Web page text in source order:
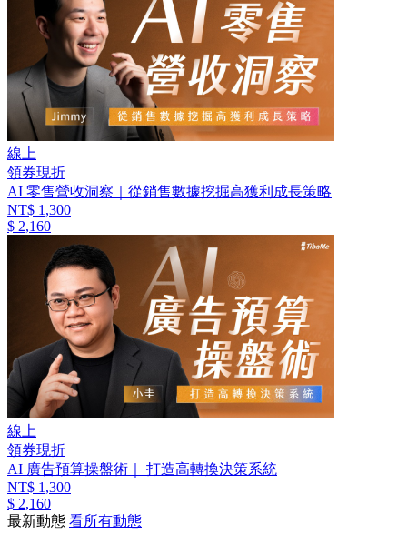
線上
領券現折
AI 零售營收洞察｜從銷售數據挖掘高獲利成長策略
NT$ 1,300
$ 2,160
線上
領券現折
AI 廣告預算操盤術｜ 打造高轉換決策系統
NT$ 1,300
$ 2,160
最新動態 看所有動態